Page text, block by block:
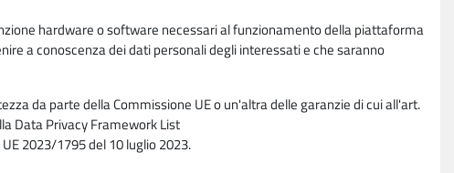
hardware o software necessari al funzionamento della piattaforma
a conoscenza dei dati personali degli interessati e che saranno
da parte della Commissione UE o un'altra delle garanzie di cui all'art.
Data Privacy Framework List
2023/1795 del 10 luglio 2023.